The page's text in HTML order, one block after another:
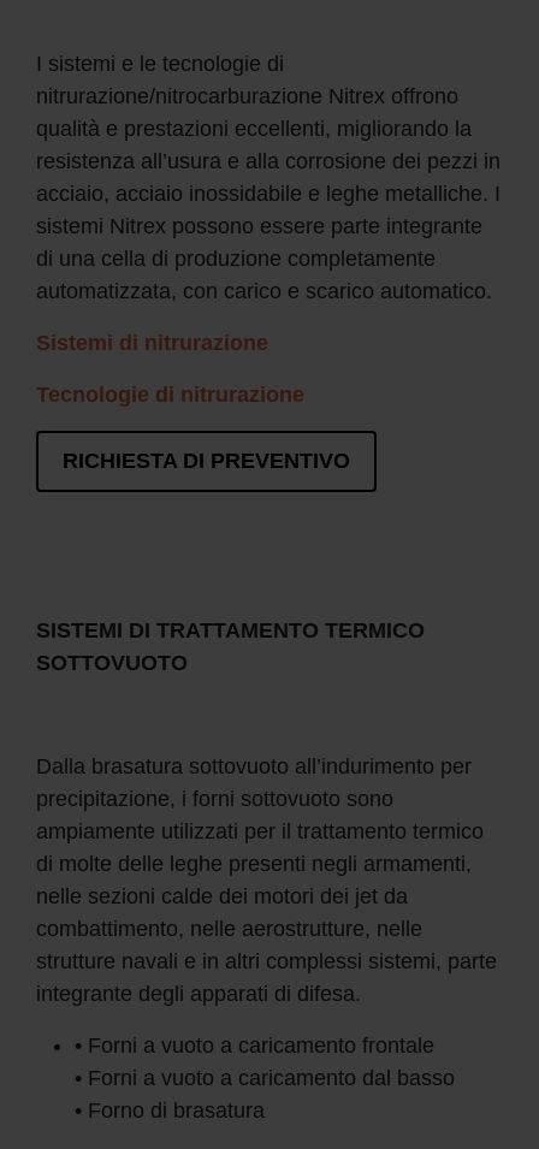
I sistemi e le tecnologie di
nitrurazione/nitrocarburazione Nitrex offrono
qualità e prestazioni eccellenti, migliorando la
resistenza all’usura e alla corrosione dei pezzi in
acciaio, acciaio inossidabile e leghe metalliche. I
sistemi Nitrex possono essere parte integrante
di una cella di produzione completamente
automatizzata, con carico e scarico automatico.
Sistemi di nitrurazione
Tecnologie di nitrurazione
RICHIESTA DI PREVENTIVO
SISTEMI DI TRATTAMENTO TERMICO
SOTTOVUOTO
Dalla brasatura sottovuoto all’indurimento per
precipitazione, i forni sottovuoto sono
ampiamente utilizzati per il trattamento termico
di molte delle leghe presenti negli armamenti,
nelle sezioni calde dei motori dei jet da
combattimento, nelle aerostrutture, nelle
strutture navali e in altri complessi sistemi, parte
integrante degli apparati di difesa.
• Forni a vuoto a caricamento frontale
• Forni a vuoto a caricamento dal basso
• Forno di brasatura